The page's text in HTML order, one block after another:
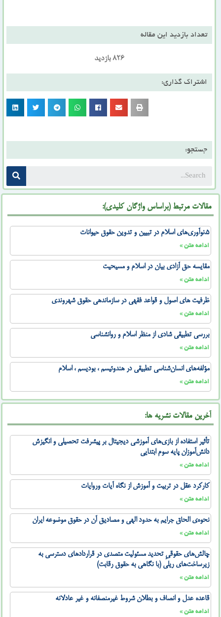
تعداد بازدید این مقاله
826 بازدید
اشتراک گذاری:
جستجو:
مقالات مرتبط (براساس واژگان کلیدی):
۵.نوآوری‌های اسلام در تبیین و تدوین حقوق حیوانات
ادامه متن »
مقایسه حق آزادی بیان در اسلام و مسیحیت
ادامه متن »
ظرفیت های اصول و قواعد فقهی در سازماندهی حقوق شهروندی
ادامه متن »
بررسی تطبیقی شادی از منظر اسلام و روانشناسی
ادامه متن »
مؤلفه‌های انسان‌شناسی تطبیقی در هندوئیسم ، بودیسم ، اسلام
ادامه متن »
آخرین مقالات نشریه ها:
تأثیر استفاده از بازی‌های آموزشی دیجیتال بر پیشرفت تحصیلی و انگیزش
دانش‌آموزان پایه سوم ابتدایی
ادامه متن »
کارکرد عقل در تربیت و آموزش از نگاه آیات وروایات
ادامه متن »
نحوه‌ی الحاق جرایم به حدود الهی و مصادیق آن در حقوق موضوعه ایران
ادامه متن »
چالش‌های حقوقیِ تحدید مسئولیت متصدی در قراردادهای دسترسی به
زیرساخت‌های ریلی (با نگاهی به حقوق رقابت)
ادامه متن »
قاعده عدل و انصاف و بطلان شروط غیرمنصفانه و غیر عادلانه
ادامه متن »